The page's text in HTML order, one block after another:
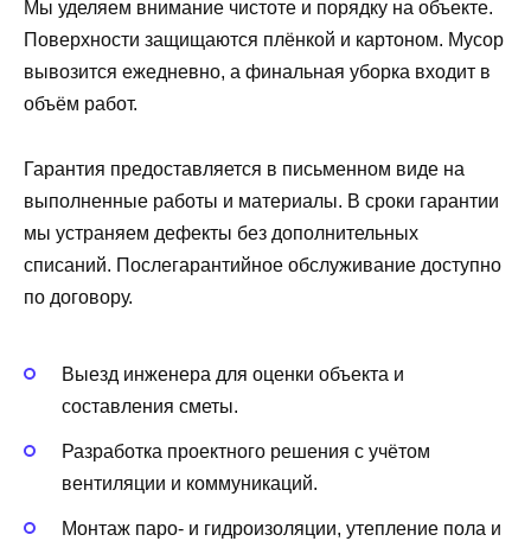
Мы уделяем внимание чистоте и порядку на объекте.
Поверхности защищаются плёнкой и картоном. Мусор
вывозится ежедневно, а финальная уборка входит в
объём работ.
Гарантия предоставляется в письменном виде на
выполненные работы и материалы. В сроки гарантии
мы устраняем дефекты без дополнительных
списаний. Послегарантийное обслуживание доступно
по договору.
Выезд инженера для оценки объекта и
составления сметы.
Разработка проектного решения с учётом
вентиляции и коммуникаций.
Монтаж паро- и гидроизоляции, утепление пола и